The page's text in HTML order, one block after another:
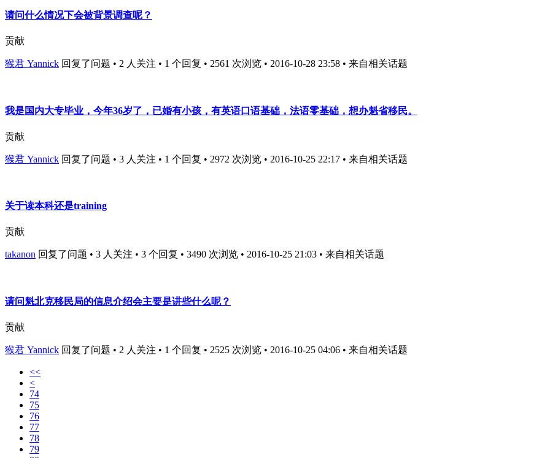
请问什么情况下会被背景调查呢？
贡献
猴君 Yannick 回复了问题 • 2 人关注 • 1 个回复 • 2561 次浏览 • 2016-10-28 23:58 • 来自相关话题
我是国内大专毕业，今年36岁了，已婚有小孩，有英语口语基础，法语零基础，想办魁省移民。
贡献
猴君 Yannick 回复了问题 • 3 人关注 • 1 个回复 • 2972 次浏览 • 2016-10-25 22:17 • 来自相关话题
关于读本科还是training
贡献
takanon 回复了问题 • 3 人关注 • 3 个回复 • 3490 次浏览 • 2016-10-25 21:03 • 来自相关话题
请问魁北克移民局的信息介绍会主要是讲些什么呢？
贡献
猴君 Yannick 回复了问题 • 2 人关注 • 1 个回复 • 2525 次浏览 • 2016-10-25 04:06 • 来自相关话题
<<
<
74
75
76
77
78
79